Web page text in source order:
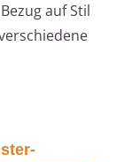
auf Stil